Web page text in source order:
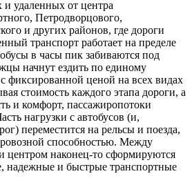
и удаленных от центра
Петродворцового,
и других районов, где дороги
транспорт работает на пределе
в часы пик забиваются под
начнут ездить по единому
фиксированной ценой на всех видах
стоимость каждого этапа дороги, а
и комфорт, пассажиропотоки
нагрузки с автобусов (и,
переместится на рельсы и поезда,
способностью. Между
центром наконец‑то сформируются
надежные и быстрые транспортные